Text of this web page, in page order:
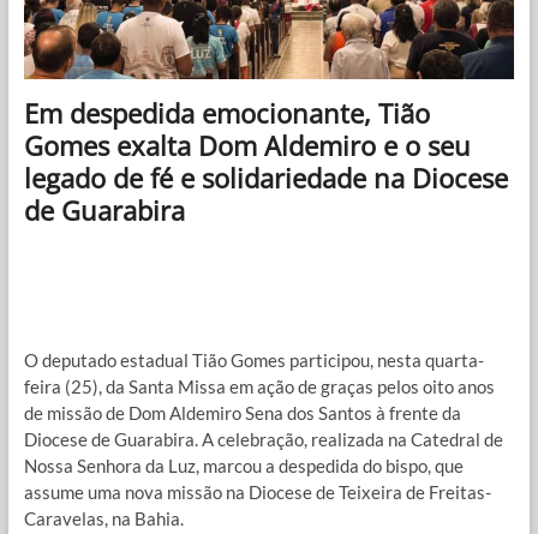
Em despedida emocionante, Tião
Gomes exalta Dom Aldemiro e o seu
legado de fé e solidariedade na Diocese
de Guarabira
O deputado estadual Tião Gomes participou, nesta quarta-
feira (25), da Santa Missa em ação de graças pelos oito anos
de missão de Dom Aldemiro Sena dos Santos à frente da
Diocese de Guarabira. A celebração, realizada na Catedral de
Nossa Senhora da Luz, marcou a despedida do bispo, que
assume uma nova missão na Diocese de Teixeira de Freitas-
Caravelas, na Bahia.